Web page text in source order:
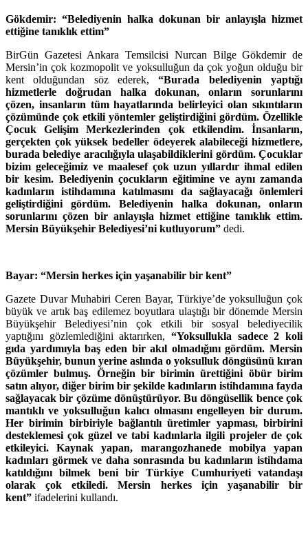
Gökdemir: “Belediyenin halka dokunan bir anlayışla hizmet
ettiğine tanıklık ettim”
BirGün Gazetesi Ankara Temsilcisi Nurcan Bilge Gökdemir de
Mersin’in çok kozmopolit ve yoksulluğun da çok yoğun olduğu bir
kent olduğundan söz ederek,“Burada belediyenin yaptığı
hizmetlerle doğrudan halka dokunan, onların sorunlarını
çözen, insanların tüm hayatlarında belirleyici olan sıkıntıların
çözümünde çok etkili yöntemler geliştirdiğini gördüm. Özellikle
Çocuk Gelişim Merkezlerinden çok etkilendim. İnsanların,
gerçekten çok yüksek bedeller ödeyerek alabileceği hizmetlere,
burada belediye aracılığıyla ulaşabildiklerini gördüm. Çocuklar
bizim geleceğimiz ve maalesef çok uzun yıllardır ihmal edilen
bir kesim. Belediyenin çocukların eğitimine ve aynı zamanda
kadınların istihdamına katılmasını da sağlayacağı önlemleri
geliştirdiğini gördüm. Belediyenin halka dokunan, onların
sorunlarını çözen bir anlayışla hizmet ettiğine tanıklık ettim.
Mersin Büyükşehir Belediyesi’ni kutluyorum” dedi.
Bayar: “Mersin herkes için yaşanabilir bir kent”
Gazete Duvar Muhabiri Ceren Bayar, Türkiye’de yoksulluğun çok
büyük ve artık baş edilemez boyutlara ulaştığı bir dönemde Mersin
Büyükşehir Belediyesi’nin çok etkili bir sosyal belediyecilik
yaptığını gözlemlediğini aktarırken, “Yoksullukla sadece 2 koli
gıda yardımıyla baş eden bir akıl olmadığını gördüm. Mersin
Büyükşehir, bunun yerine aslında o yoksulluk döngüsünü kıran
çözümler bulmuş. Örneğin bir birimin ürettiğini öbür birim
satın alıyor, diğer birim bir şekilde kadınların istihdamına fayda
sağlayacak bir çözüme dönüştürüyor. Bu döngüsellik bence çok
mantıklı ve yoksulluğun kalıcı olmasını engelleyen bir durum.
Her birimin birbiriyle bağlantılı üretimler yapması, birbirini
desteklemesi çok güzel ve tabi kadınlarla ilgili projeler de çok
etkileyici. Kaynak yapan, marangozhanede mobilya yapan
kadınları görmek ve daha sonrasında bu kadınların istihdama
katıldığını bilmek beni bir Türkiye Cumhuriyeti vatandaşı
olarak çok etkiledi. Mersin herkes için yaşanabilir bir
kent” ifadelerini kullandı.